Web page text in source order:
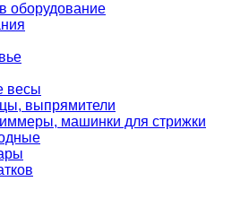
оборудование
весы
выпрямители
машинки для стрижки